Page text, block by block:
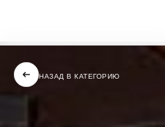
НАЗАД В КАТЕГОРИЮ